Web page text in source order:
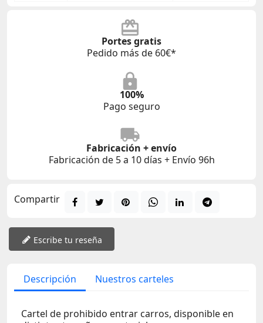
Portes gratis
Pedido más de 60€*
100%
Pago seguro
Fabricación + envío
Fabricación de 5 a 10 días + Envío 96h
Compartir
Escribe tu reseña
Descripción Nuestros carteles
Cartel de prohibido entrar carros, disponible en